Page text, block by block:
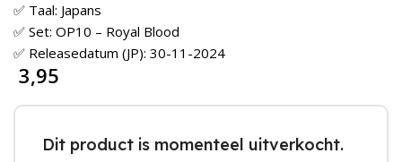
✅ Taal: Japans
✅ Set: OP10 – Royal Blood
✅ Releasedatum (JP): 30-11-2024
3,95
Dit product is momenteel uitverkocht.